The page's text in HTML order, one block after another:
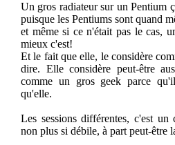
Un gros radiateur sur un Pentium
puisque les Pentiums sont quand
et même si ce n'était pas le cas,
mieux c'est!
Et le fait que elle, le considère
dire. Elle considère peut-être
comme un gros geek parce
qu'elle.
Les sessions différentes, c'est un
non plus si débile, à part peut-être